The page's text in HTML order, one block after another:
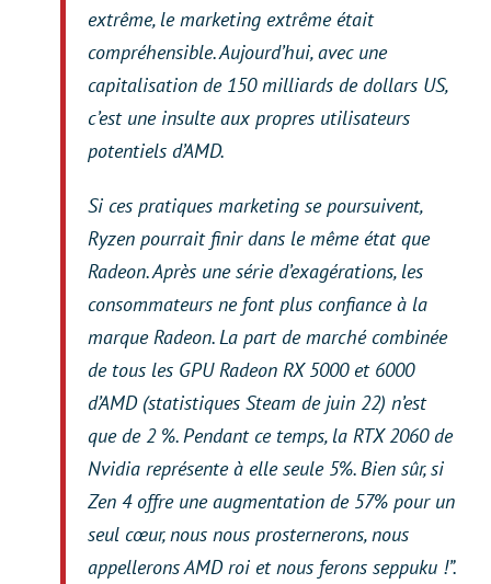
extrême, le marketing extrême était
compréhensible. Aujourd’hui, avec une
capitalisation de 150 milliards de dollars US,
c’est une insulte aux propres utilisateurs
potentiels d’AMD.
Si ces pratiques marketing se poursuivent,
Ryzen pourrait finir dans le même état que
Radeon. Après une série d’exagérations, les
consommateurs ne font plus confiance à la
marque Radeon. La part de marché combinée
de tous les GPU Radeon RX 5000 et 6000
d’AMD (statistiques Steam de juin 22) n’est
que de 2 %. Pendant ce temps, la RTX 2060 de
Nvidia représente à elle seule 5%. Bien sûr, si
Zen 4 offre une augmentation de 57% pour un
seul cœur, nous nous prosternerons, nous
appellerons AMD roi et nous ferons seppuku !”.